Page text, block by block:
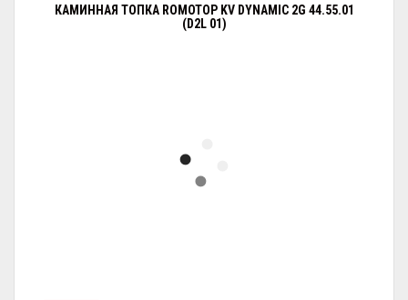
КАМИННАЯ ТОПКА ROMOTOP KV DYNAMIC 2G 44.55.01
(D2L 01)